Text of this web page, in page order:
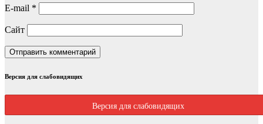
E-mail *
Сайт
Версия для слабовидящих
Версия для слабовидящих